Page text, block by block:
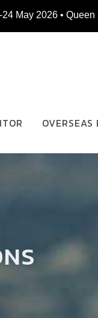
24 May 2026 •